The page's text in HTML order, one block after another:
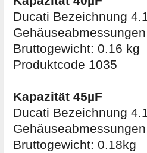
Ducati Bezeichnung
Bruttogewicht: 0.16 kg
Produktcode 1035
Kapazität 45µF
Ducati Bezeichnung
Bruttogewicht: 0.18kg